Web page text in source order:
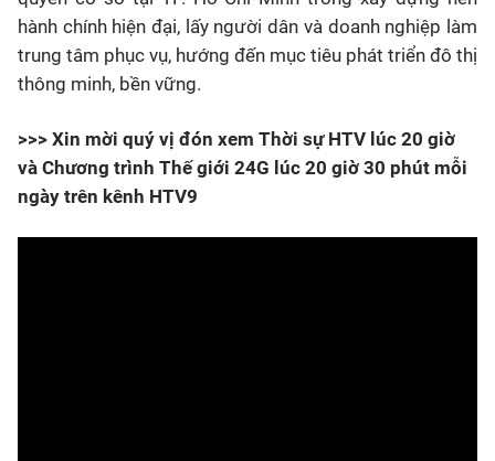
hành chính hiện đại, lấy người dân và doanh nghiệp làm
trung tâm phục vụ, hướng đến mục tiêu phát triển đô thị
thông minh, bền vững.
>>> Xin mời quý vị đón xem Thời sự HTV lúc 20 giờ
và Chương trình Thế giới 24G lúc 20 giờ 30 phút mỗi
ngày trên kênh HTV9